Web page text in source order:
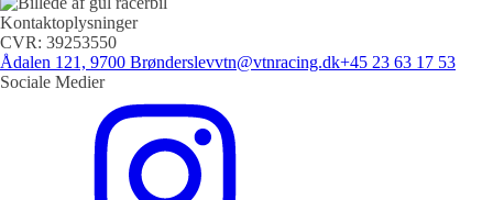
Kontaktoplysninger
CVR: 39253550
Ådalen 121, 9700 Brønderslevvtn@vtnracing.dk+45 23 63 17 53
Sociale Medier